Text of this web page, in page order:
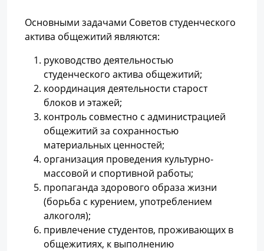
Основными задачами Советов студенческого
актива общежитий являются:
руководство деятельностью
студенческого актива общежитий;
координация деятельности старост
блоков и этажей;
контроль совместно с администрацией
общежитий за сохранностью
материальных ценностей;
организация проведения культурно-
массовой и спортивной работы;
пропаганда здорового образа жизни
(борьба с курением, употреблением
алкоголя);
привлечение студентов, проживающих в
общежитиях, к выполнению